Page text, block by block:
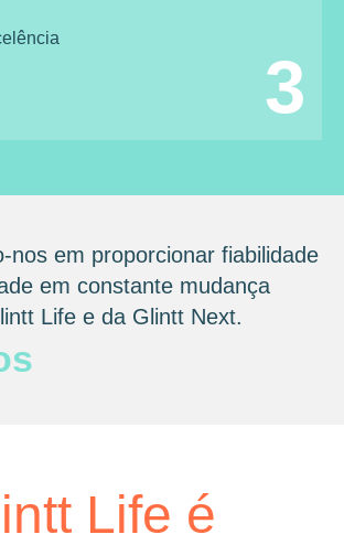
3
nos em proporcionar fiabilidade
em constante mudança
Life e da Glintt Next.
Life é